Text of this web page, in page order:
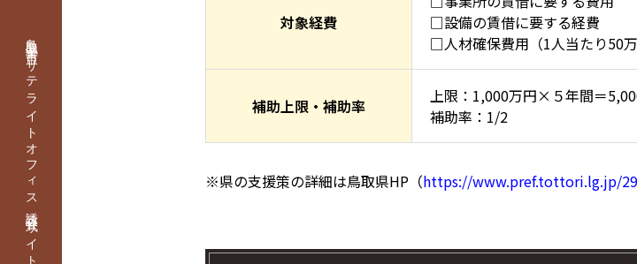
鳥取県倉吉市 サテライトオフィス誘致公式サイト
対象経費
□設備の賃借に要する経費
□人材確保費用（1人当たり50
補助上限・補助率
上限：1,000万円×５年間＝
補助率：1/2
※県の支援策の詳細は鳥取県HP（https://www.pref.tottori.lg.jp/